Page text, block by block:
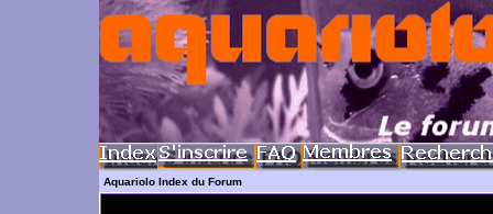
Aquariolo Index du Forum